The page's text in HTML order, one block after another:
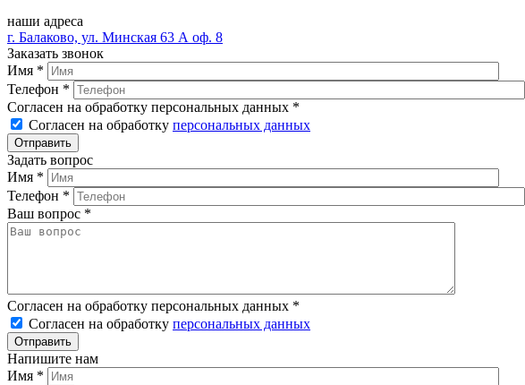
наши адреса
г. Балаково, ул. Минская 63 А оф. 8
Заказать звонок
Имя *
Телефон *
Согласен на обработку персональных данных *
Согласен на обработку персональных данных
Задать вопрос
Имя *
Телефон *
Ваш вопрос *
Согласен на обработку персональных данных *
Согласен на обработку персональных данных
Напишите нам
Имя *